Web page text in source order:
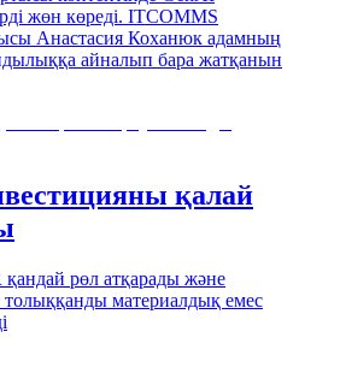
жөн көреді. ITCOMMS
Анастасия Коханюк адамның
айналып бара жатқанын
қалай
қандай рөл атқарады және
материалдық емес